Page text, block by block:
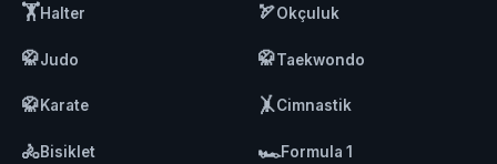
🏋️Halter 🏹Okçuluk
🥋Judo 🥋Taekwondo
🥋Karate 🤸Cimnastik
🚴Bisiklet 🏎️Formula 1